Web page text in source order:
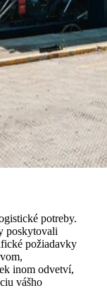
potreby.
poskytovali
požiadavky
inom odvetví,
vášho